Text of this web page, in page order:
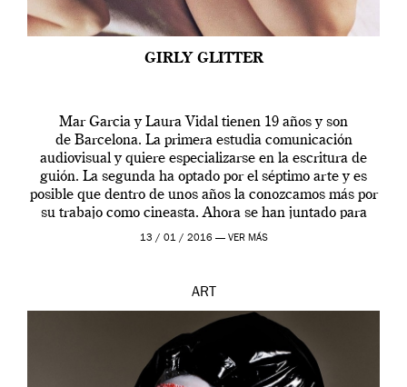
GIRLY GLITTER
Mar Garcia y Laura Vidal tienen 19 años y son
de Barcelona. La primera estudia comunicación
audiovisual y quiere especializarse en la escritura de
guión. La segunda ha optado por el séptimo arte y es
posible que dentro de unos años la conozcamos más por
su trabajo como cineasta. Ahora se han juntado para
contarnos una […]
13 / 01 / 2016 — VER MÁS
ART